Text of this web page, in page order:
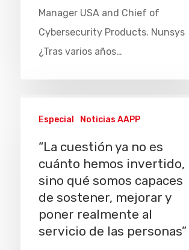
Manager USA and Chief of
Cybersecurity Products. Nunsys
¿Tras varios años…
Especial Noticias AAPP
“La cuestión ya no es
cuánto hemos invertido,
sino qué somos capaces
de sostener, mejorar y
poner realmente al
servicio de las personas”